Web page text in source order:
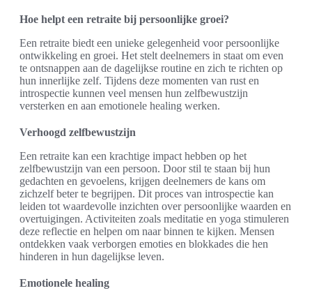
Hoe helpt een retraite bij persoonlijke groei?
Een retraite biedt een unieke gelegenheid voor persoonlijke
ontwikkeling en groei. Het stelt deelnemers in staat om even
te ontsnappen aan de dagelijkse routine en zich te richten op
hun innerlijke zelf. Tijdens deze momenten van rust en
introspectie kunnen veel mensen hun zelfbewustzijn
versterken en aan emotionele healing werken.
Verhoogd zelfbewustzijn
Een retraite kan een krachtige impact hebben op het
zelfbewustzijn van een persoon. Door stil te staan bij hun
gedachten en gevoelens, krijgen deelnemers de kans om
zichzelf beter te begrijpen. Dit proces van introspectie kan
leiden tot waardevolle inzichten over persoonlijke waarden en
overtuigingen. Activiteiten zoals meditatie en yoga stimuleren
deze reflectie en helpen om naar binnen te kijken. Mensen
ontdekken vaak verborgen emoties en blokkades die hen
hinderen in hun dagelijkse leven.
Emotionele healing